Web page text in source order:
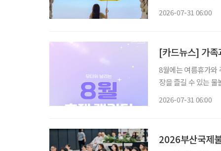
2026-07-31 06:00
[카드뉴스] 가
8월에는 여름휴가와
장을 즐길 수 있는
2026-07-31 06:00
2026부산국제